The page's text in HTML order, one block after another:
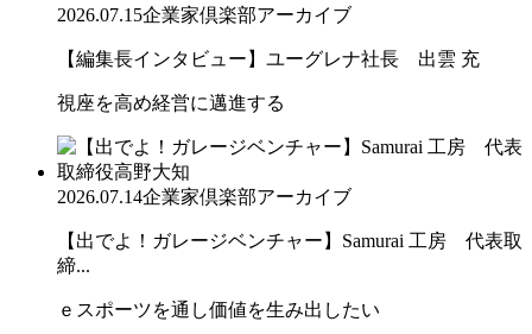
2026.07.15企業家倶楽部アーカイブ
【編集長インタビュー】ユーグレナ社長 出雲 充
視座を高め経営に邁進する
2026.07.14企業家倶楽部アーカイブ
【出でよ！ガレージベンチャー】Samurai 工房 代表取
締...
ｅスポーツを通し価値を生み出したい